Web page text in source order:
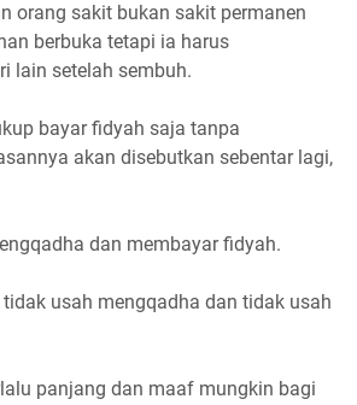
orang sakit bukan sakit permanen
berbuka tetapi ia harus
lain setelah sembuh.
bayar fidyah saja tanpa
akan disebutkan sebentar lagi,
dan membayar fidyah.
tidak usah mengqadha dan tidak usah
panjang dan maaf mungkin bagi